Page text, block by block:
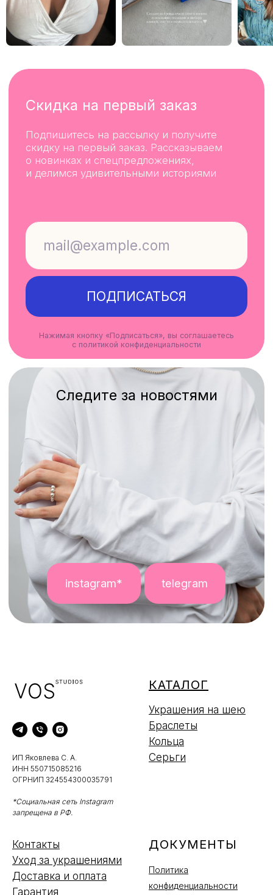
ИП Яковлева С. А.
ИНН 550715085216
ОГРНИП 324554300035791
*Социальная сеть Instagram
запрещена в РФ.
КАТАЛОГ
Украшения на шею
Браслеты
Кольца
Серьги
Контакты
Уход за украшениями
Доставка и оплата
Гарантия
ДОКУМЕНТЫ
Политика
конфиденциальности